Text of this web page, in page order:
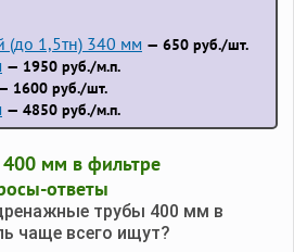
1,5тн) 340 мм — 650 руб./шт.
— 1950 руб./м.п.
1600 руб./шт.
— 4850 руб./м.п.
мм в фильтре
ответы
трубы 400 мм в
чаще всего ищут?